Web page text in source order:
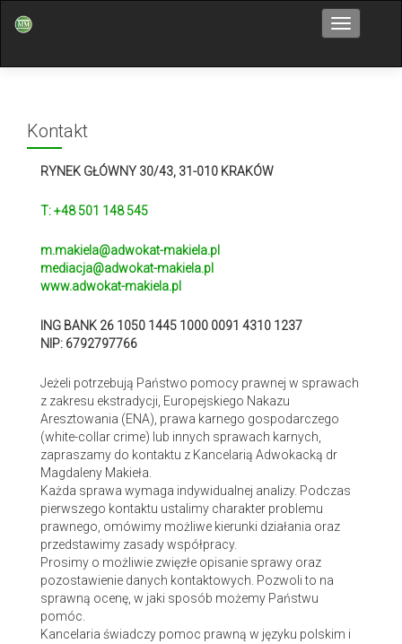
Przełącz
Kontakt
RYNEK GŁÓWNY 30/43, 31-010 KRAKÓW
T: +48 501 148 545
m.makiela@adwokat-makiela.pl
mediacja@adwokat-makiela.pl
www.adwokat-makiela.pl
ING BANK 26 1050 1445 1000 0091 4310 1237
NIP: 6792797766
Jeżeli potrzebują Państwo pomocy prawnej w sprawach
z zakresu ekstradycji, Europejskiego Nakazu
Aresztowania (ENA), prawa karnego gospodarczego
(white-collar crime) lub innych sprawach karnych,
zapraszamy do kontaktu z Kancelarią Adwokacką dr
Magdaleny Makieła.
Każda sprawa wymaga indywidualnej analizy. Podczas
pierwszego kontaktu ustalimy charakter problemu
prawnego, omówimy możliwe kierunki działania oraz
przedstawimy zasady współpracy.
Prosimy o możliwie zwięzłe opisanie sprawy oraz
pozostawienie danych kontaktowych. Pozwoli to na
sprawną ocenę, w jaki sposób możemy Państwu
pomóc.
Kancelaria świadczy pomoc prawną w języku polskim i